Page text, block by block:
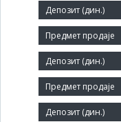
07154747
Величина:
Средње
Број запослених:
19